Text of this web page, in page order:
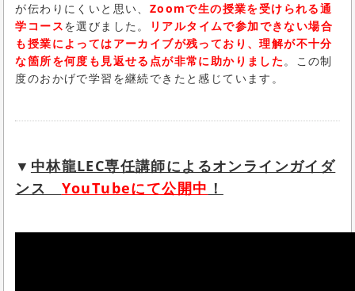
が伝わりにくいと思い、 Zoomで生の授業を受けられる通
学コースを選びました。
リアルタイムで参加できない場合
も授業によってはアーカイブが残っており、理解が不十分
な箇所を何度も見返せる点が非常に助かりました。この制
度のおかげで学習を継続できたと感じています。
▼ 中林龍LEC専任講師によるオンラインガイダ
ンス YouTubeにて公開中 ！